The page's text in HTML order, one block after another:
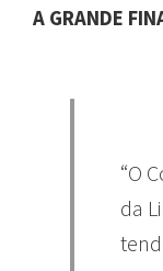
A GRANDE
“O
da